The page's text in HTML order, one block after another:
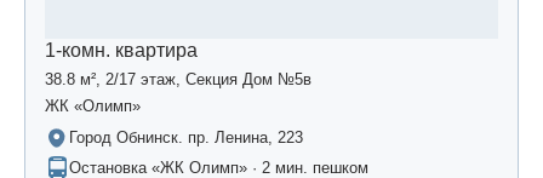
1-комн. квартира
38.8 м², 2/17 этаж, Секция Дом №5в
ЖК «Олимп»
Город Обнинск. пр. Ленина, 223
Остановка «ЖК Олимп» · 2 мин. пешком